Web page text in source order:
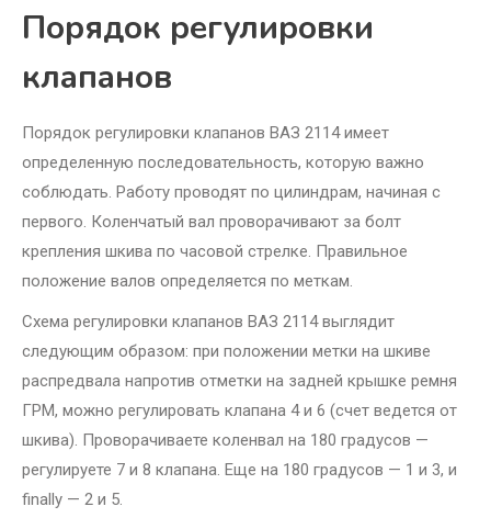
Порядок регулировки
клапанов
Порядок регулировки клапанов ВАЗ 2114 имеет
определенную последовательность, которую важно
соблюдать. Работу проводят по цилиндрам, начиная с
первого. Коленчатый вал проворачивают за болт
крепления шкива по часовой стрелке. Правильное
положение валов определяется по меткам.
Схема регулировки клапанов ВАЗ 2114 выглядит
следующим образом: при положении метки на шкиве
распредвала напротив отметки на задней крышке ремня
ГРМ, можно регулировать клапана 4 и 6 (счет ведется от
шкива). Проворачиваете коленвал на 180 градусов —
регулируете 7 и 8 клапана. Еще на 180 градусов — 1 и 3, и
finally — 2 и 5.